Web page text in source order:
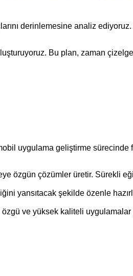
derinlemesine analiz ediyoruz.
Bu plan, zaman
uygulama geliştirme sürecinde
özgün çözümler üretir. Sürekli
yansıtacak şekilde özenle
ve yüksek kaliteli